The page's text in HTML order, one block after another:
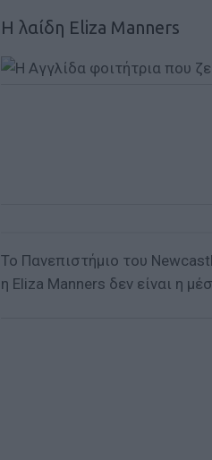
Η λαίδη Εliza Manners
Το Πανεπιστήμιο του
η Eliza Manners δεν είναι η